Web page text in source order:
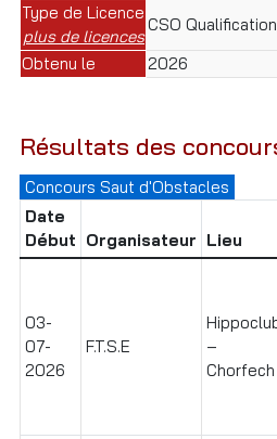
Type de Licence
plus de licences
CSO Qualification
Obtenu le
2026
Résultats des
Concours Saut d'Obstacles
Date
Début Organisateur Lieu
03-
07-
2026
F.T.S.E
–
Chorfech